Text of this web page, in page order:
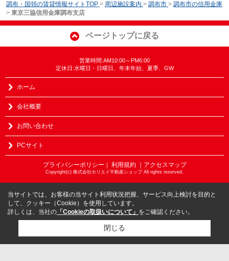
調布・国領の賃貸情報サイトTOP > 周辺施設案内 > 調布市 > 調布市の信用金庫
> 東京三協信用金庫調布支店
ページトップに戻る
営業時間:AM10:00～PM6:00
定休日:水曜日・日曜日、年末年始、夏季、GW
ホーム
会社概要
お問い合わせ
PCサイト
プライバシーポリシー ｜ 利用規約 ｜アクセスマップ
Copyright(c) 株式会社ホリエイ不動産ショップ All rights reserved.
当サイトでは、お客様の当サイト利用状況把握、サービス向上検討を目的と
して、クッキー（Cookie）を使用しています。
詳しくは、当社の 「Cookieの取扱いについて」 をご確認ください。
閉じる